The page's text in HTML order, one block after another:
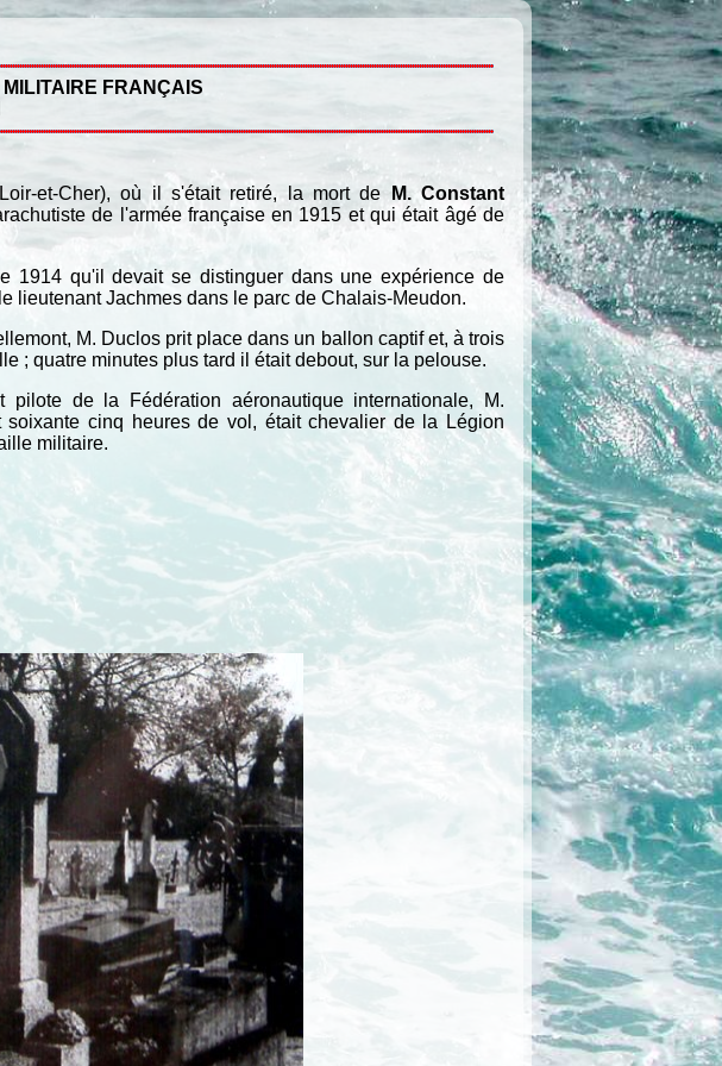
FRANÇAIS
et-Cher), où il s'était retiré, la mort de
M. Constant
de l'armée française en 1915 et qui était âgé de
1914 qu'il devait se distinguer dans une expérience de
lieutenant Jachmes dans le parc de Chalais-Meudon.
M. Duclos prit place dans un ballon captif et, à trois
; quatre minutes plus tard il était debout, sur la pelouse.
pilote de la Fédération aéronautique internationale, M.
soixante cinq heures de vol, était chevalier de la Légion
militaire.